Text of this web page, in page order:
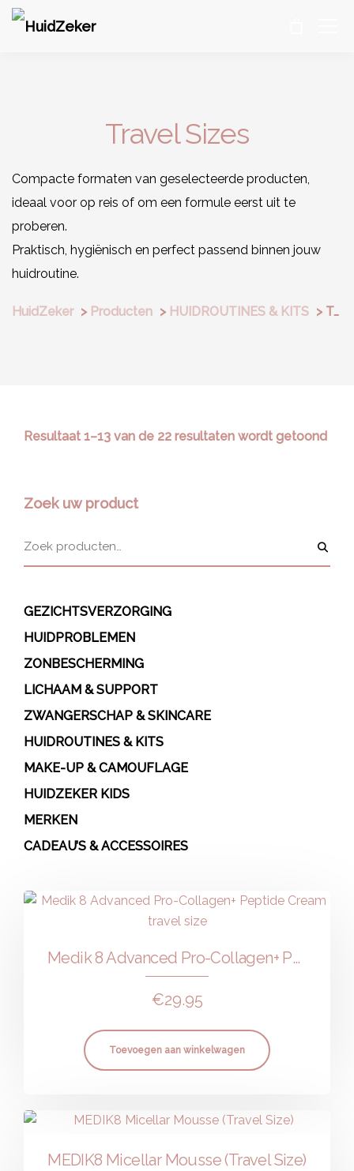
Travel Sizes
Compacte formaten van geselecteerde producten,
ideaal voor op reis of om een formule eerst uit te
proberen.
Praktisch, hygiënisch en perfect passend binnen jouw
huidroutine.
HuidZeker > Producten > HUIDROUTINES & KITS > Travel Sizes
Resultaat 1–13 van de 22 resultaten wordt getoond
Zoek uw product
GEZICHTSVERZORGING
HUIDPROBLEMEN
ZONBESCHERMING
LICHAAM & SUPPORT
ZWANGERSCHAP & SKINCARE
HUIDROUTINES & KITS
MAKE-UP & CAMOUFLAGE
HUIDZEKER KIDS
MERKEN
CADEAU’S & ACCESSOIRES
Medik 8 Advanced Pro-Collagen+ Peptide Cream travel size
€29.95
Toevoegen aan winkelwagen
MEDIK8 Micellar Mousse (Travel Size)